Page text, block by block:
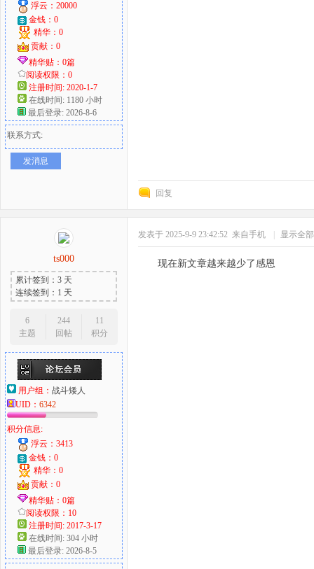
浮云：20000
金钱：0
精华：0
贡献：0
精华贴：0篇
阅读权限：0
注册时间: 2020-1-7
在线时间: 1180 小时
最后登录: 2026-8-6
联系方式:
发消息
回复
ts000
累计签到：3 天
连续签到：1 天
6
主题
244
回帖
11
积分
用户组： 战斗矮人
UID： 6342
积分信息:
浮云：3413
金钱：0
精华：0
贡献：0
精华贴：0篇
阅读权限：10
注册时间: 2017-3-17
在线时间: 304 小时
最后登录: 2026-8-5
发表于 2025-9-9 23:42:52 来自手机 显示全
现在新文章越来越少了感恩